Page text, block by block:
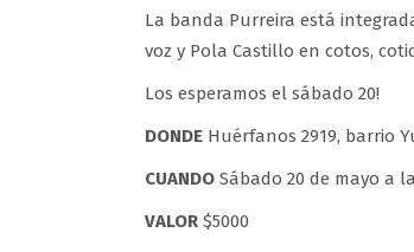
La banda Purreira está
voz y Pola Castillo en cotos,
Los esperamos el sábado 20!
DONDE Huérfanos 2919, barrio
CUANDO Sábado 20 de mayo a
VALOR $5000